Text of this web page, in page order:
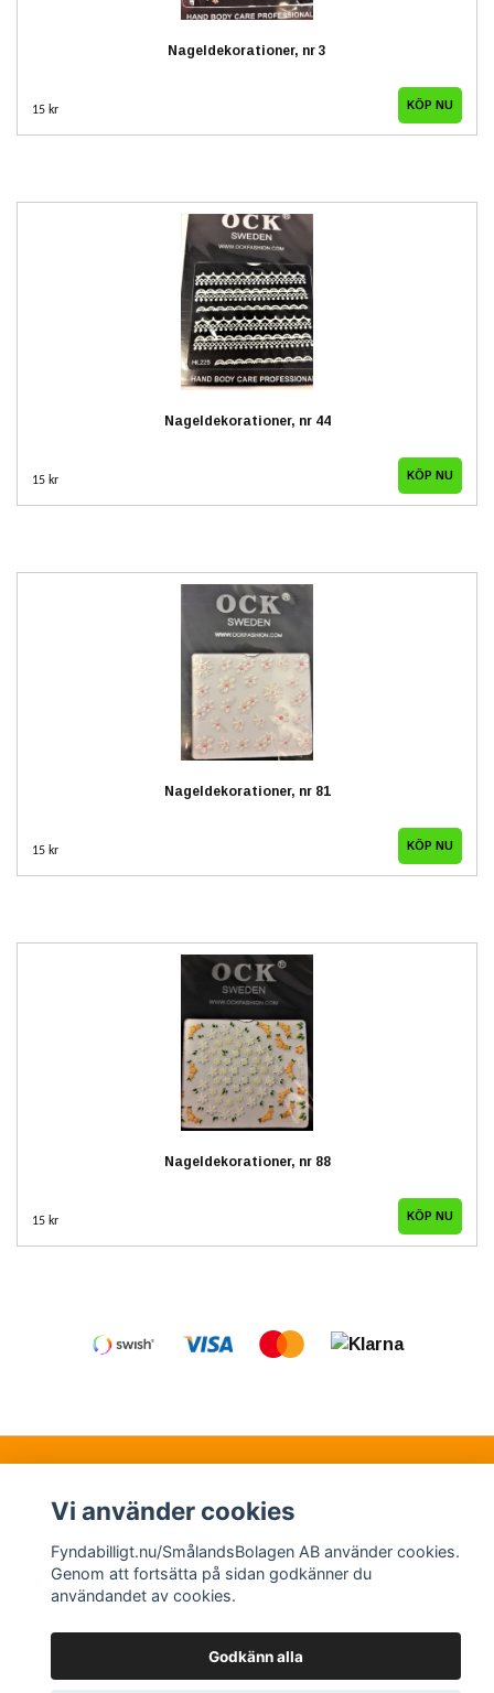
Nageldekorationer, nr 3
15 kr
Nageldekorationer, nr 44
15 kr
Nageldekorationer, nr 81
15 kr
Nageldekorationer, nr 88
15 kr
© Copyright 2026 Fyndabilligt.nu/SmålandsBolagen
AB
Vi använder cookies
Fyndabilligt.nu/SmålandsBolagen AB använder cookies.
Genom att fortsätta på sidan godkänner du
användandet av cookies.
Godkänn alla